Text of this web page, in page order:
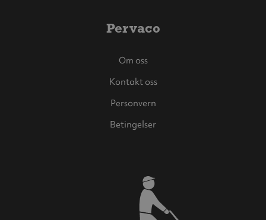
Pervaco
Om oss
Kontakt oss
Personvern
Betingelser